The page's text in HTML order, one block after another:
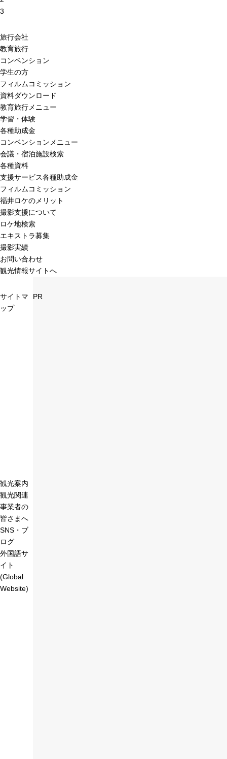
3
旅行会社
教育旅行
コンベンション
学生の方
フィルムコミッション
資料ダウンロード
教育旅行メニュー
学習・体験
各種助成金
コンベンションメニュー
会議・宿泊施設検索
各種資料
支援サービス各種助成金
フィルムコミッション
福井ロケのメリット
撮影支援について
ロケ地検索
エキストラ募集
撮影実績
お問い合わせ
観光情報サイトへ
サイトマ
ップ
観光案内
観光関連
事業者の
皆さまへ
SNS・ブ
ログ
外国語サ
イト
(Global
Website)
PR